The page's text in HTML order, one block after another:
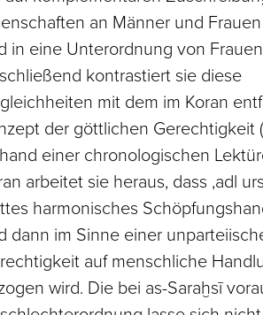
an Männer und
in eine Unterordnung von
kontrastiert sie diese
mit dem im Koran
der göttlichen Gerechtigkeit
einer chronologischen
arbeitet sie heraus, dass ‚adl
harmonisches
dann im Sinne einer
auf menschliche
wird. Die bei as-Saraḫsī